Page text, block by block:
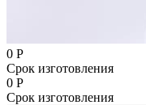
0 Р
Срок изготовления
0 Р
Срок изготовления